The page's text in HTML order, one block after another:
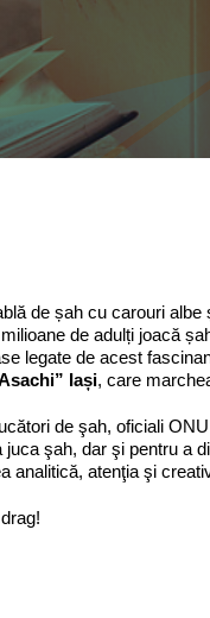
de șah cu carouri
de adulți joacă
legate de acest
Iași, care
de şah, oficiali
juca şah, dar şi pentru a
analitică, atenţia şi